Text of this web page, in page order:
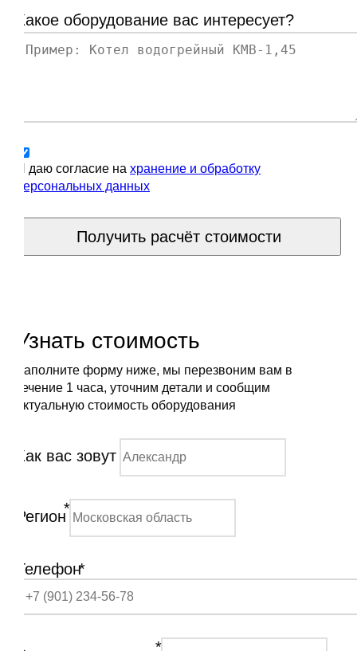
Какое оборудование вас интересует?
Я даю согласие на хранение и обработку
персональных данных
Получить расчёт стоимости
Узнать стоимость
Заполните форму ниже, мы перезвоним вам в
течение 1 часа, уточним детали и сообщим
актуальную стоимость оборудования
Как вас зовут
Регион*
Телефон*
*